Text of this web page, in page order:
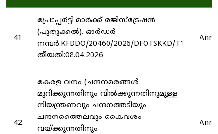
41
പ്രോപ്പർട്ടി മാർക്ക് രജിസ്ട്രേഷൻ
(പുതുക്കൽ). ഓർഡർ
നമ്പർ.KFDDO/20460/2026/DFOTSKKD/T1
തീയതി:08.04.2026
42
കേരള വനം (ചന്ദനമരങ്ങൾ
മുറിക്കുന്നതിനും വിൽക്കുന്നതിനുമുള്ള
നിയന്ത്രണവും ചന്ദനത്തടിയും
ചന്ദനത്തൈലവും കൈവശം
വയ്ക്കുന്നതിനും